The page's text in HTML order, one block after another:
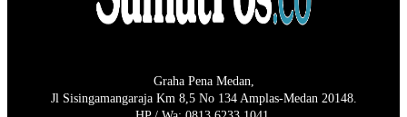
Graha Pena Medan,
Jl Sisingamangaraja Km 8,5 No 134 Amplas-Medan 20148.